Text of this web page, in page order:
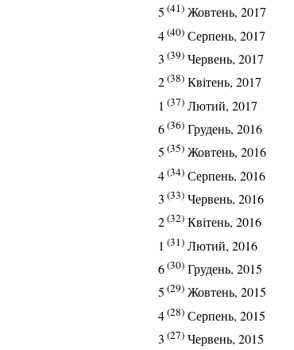
5 (41) Жовтень, 2017
4(40) Серпень, 2017
3 (39) Червень, 2017
2(38) Квітень, 2017
1 (37) Лютий, 2017
6(36) Грудень, 2016
5 (35) Жовтень, 2016
4(34) Серпень, 2016
3 (33) Червень, 2016
2(32) Квітень, 2016
1 (31) Лютий, 2016
6(30) Грудень, 2015
5 (29) Жовтень, 2015
4(28) Серпень, 2015
3 (27) Червень, 2015